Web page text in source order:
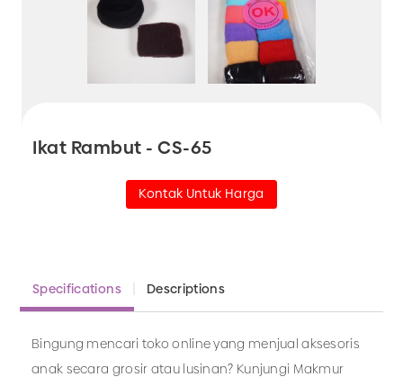
Ikat Rambut - CS-65
Kontak Untuk Harga
Specifications Descriptions
Bingung mencari toko online yang menjual aksesoris
anak secara grosir atau lusinan? Kunjungi Makmur